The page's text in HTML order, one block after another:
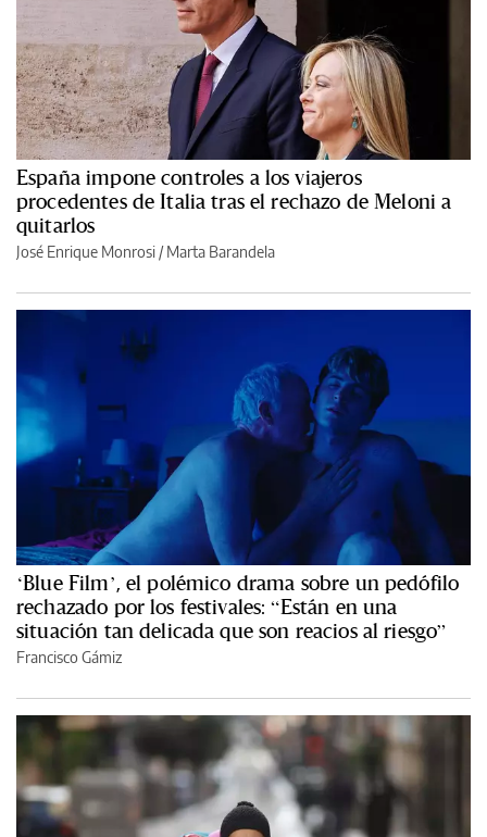
España impone controles a los viajeros
procedentes de Italia tras el rechazo de Meloni a
quitarlos
José Enrique Monrosi / Marta Barandela
‘Blue Film’, el polémico drama sobre un pedófilo
rechazado por los festivales: “Están en una
situación tan delicada que son reacios al riesgo”
Francisco Gámiz